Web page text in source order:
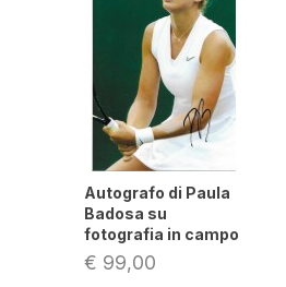
Autografo di Paula
Badosa su
fotografia in campo
€ 99,00